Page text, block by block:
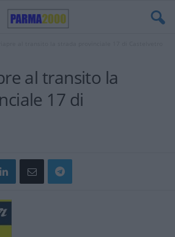
al transito la
17 di